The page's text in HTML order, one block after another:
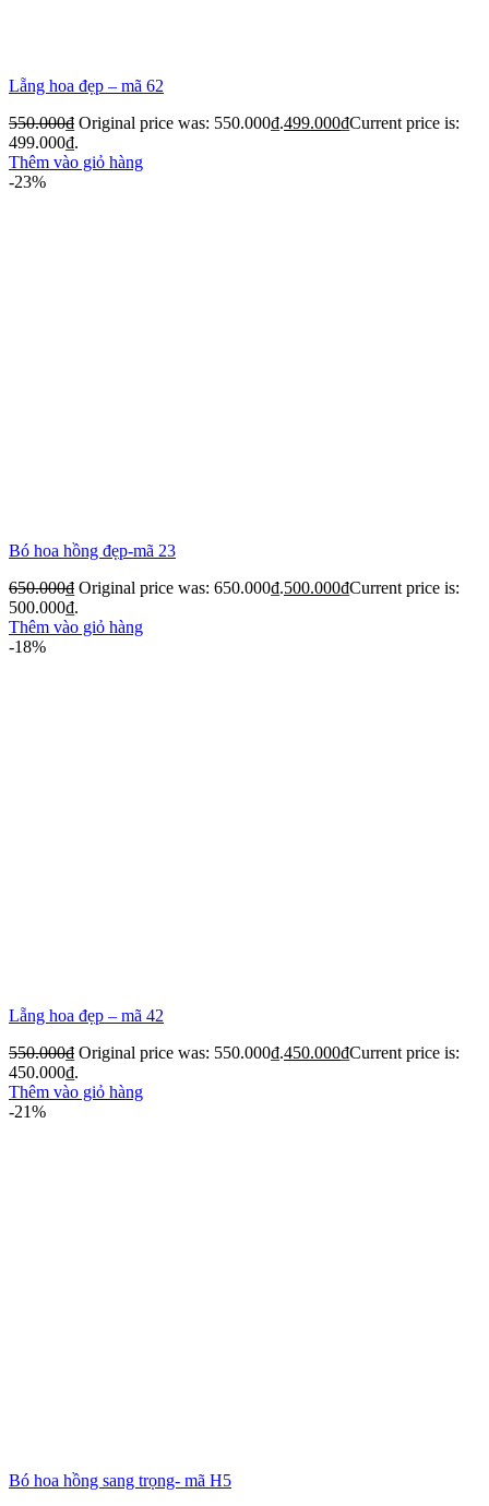
Lẵng hoa đẹp – mã 62
550.000₫ Original price was: 550.000₫.499.000₫Current price is:
499.000₫.
Thêm vào giỏ hàng
-23%
Bó hoa hồng đẹp-mã 23
650.000₫ Original price was: 650.000₫.500.000₫Current price is:
500.000₫.
Thêm vào giỏ hàng
-18%
Lẵng hoa đẹp – mã 42
550.000₫ Original price was: 550.000₫.450.000₫Current price is:
450.000₫.
Thêm vào giỏ hàng
-21%
Bó hoa hồng sang trọng- mã H5